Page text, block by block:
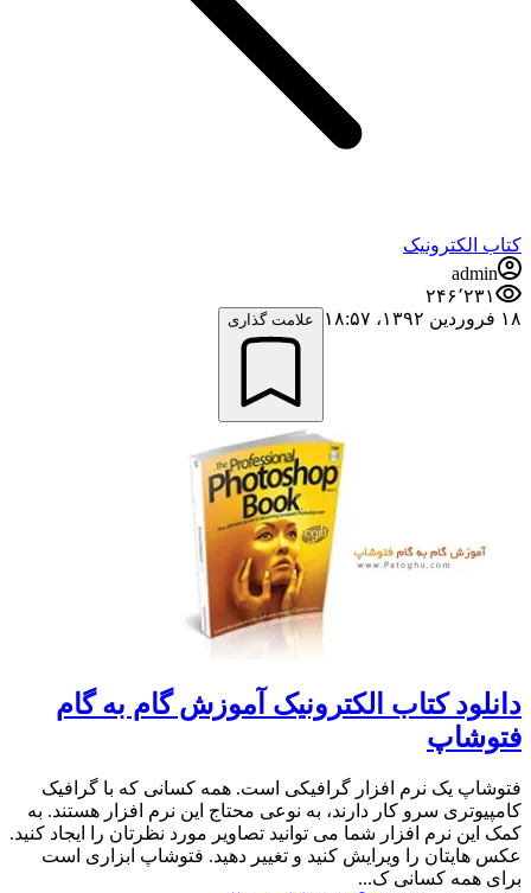
کتاب الکترونیک
admin
۲۴۶٬۲۳۱
۱۸ فروردین ۱۳۹۲،‏ ۱۸:۵۷
علامت گذاری
دانلود کتاب الکترونیک آموزش گام به گام
فتوشاپ
فتوشاپ یک نرم افزار گرافیکی است. همه کسانی که با گرافیک
کامپیوتری سرو کار دارند، به نوعی محتاج این نرم افزار هستند. به
کمک این نرم افزار شما می توانید تصاویر مورد نظرتان را ایجاد کنید.
عکس هایتان را ویرایش کنید و تغییر دهید. فتوشاپ ابزاری است
برای همه کسانی ک...